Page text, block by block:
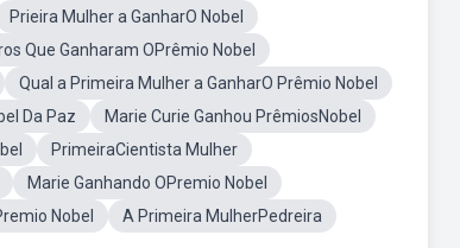
Prieira Mulher a GanharO Nobel
Que Ganharam OPrêmio Nobel
Qual a Primeira Mulher a GanharO Prêmio Nobel
Da Paz
Marie Curie Ganhou PrêmiosNobel
PrimeiraCientista Mulher
Marie Ganhando OPremio Nobel
Nobel A Primeira MulherPedreira